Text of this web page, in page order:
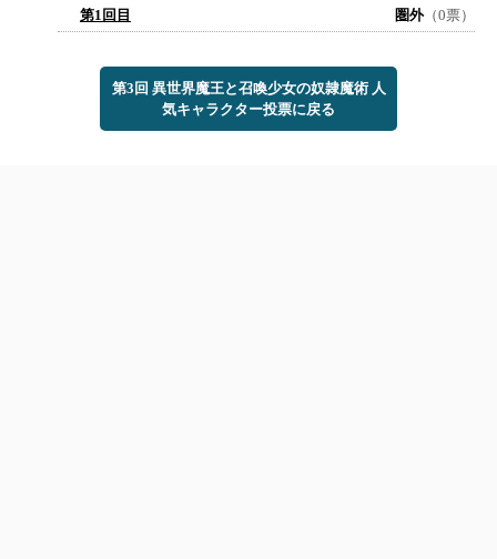
第1回目
圏外（0票）
第3回 異世界魔王と召喚少女の奴隷魔術 人
気キャラクター投票に戻る